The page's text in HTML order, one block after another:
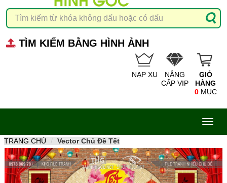
TÌM KIẾM BẰNG HÌNH ẢNH
GIỎ
HÀNG
0MỤC
NÂNG
CẤP VIP
NẠP XU
TRANG CHỦ
Vector Chủ Đề Tết